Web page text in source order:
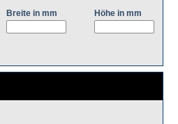
Breite in mm Höhe in mm